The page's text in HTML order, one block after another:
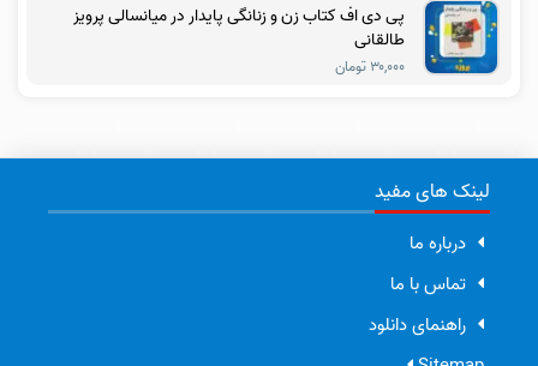
پی دی اف کتاب زن و زنانگی پایدار در میانسالی پرویز
طالقانی
۳۰,۰۰۰ تومان
لینک های مفید
درباره ما
تماس با ما
راهنمای دانلود